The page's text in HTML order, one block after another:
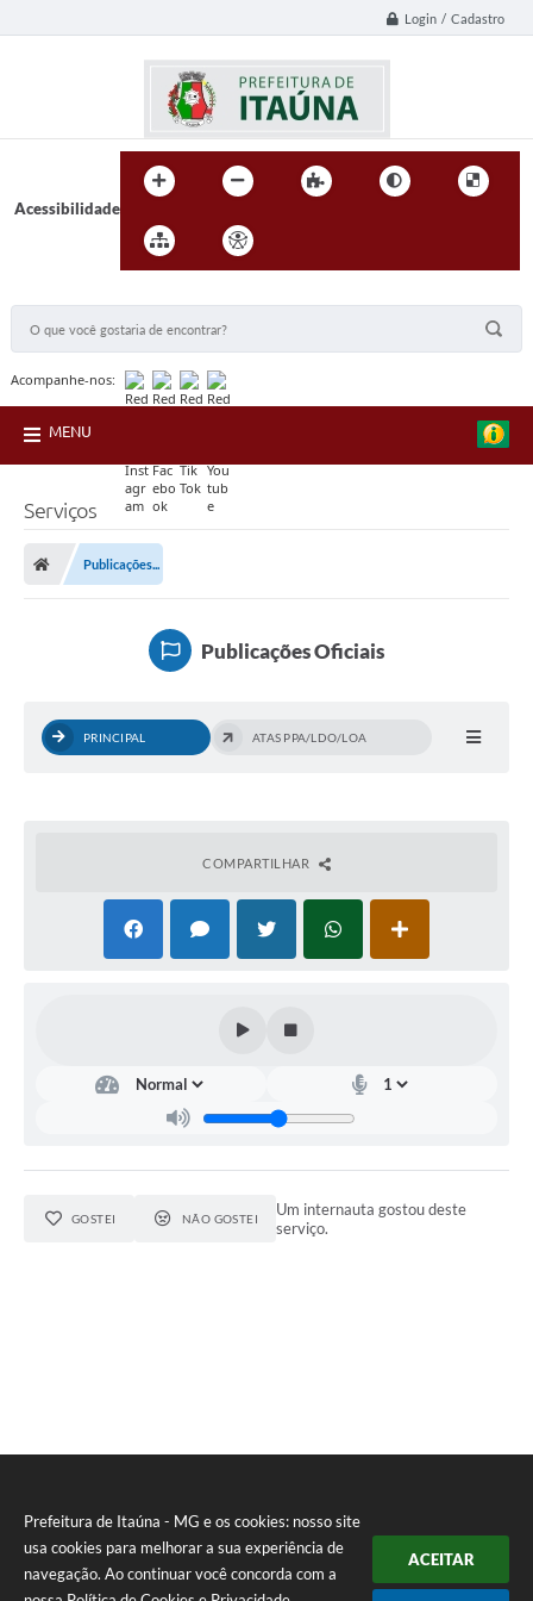
Prefeitura de Itaúna - MG e os cookies: nosso site
usa cookies para melhorar a sua experiência de
navegação. Ao continuar você concorda com a
ACEITAR
Login / Cadastro
Acessibilidade
Acompanhe-nos:
MENU
Serviços
Publicações...
Publicações Oficiais
PRINCIPAL ATAS PPA/LDO/LOA
COMPARTILHAR
GOSTEI NÃO GOSTEI
Um internauta gostou deste
serviço.